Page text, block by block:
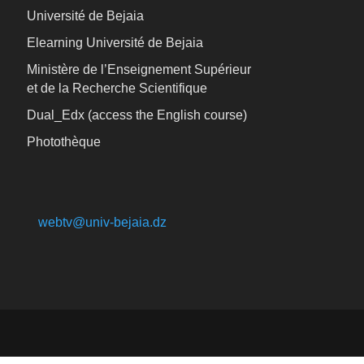
Université de Bejaia
Elearning Université de Bejaia
Ministère de l’Enseignement Supérieur
et de la Recherche Scientifique
Dual_Edx (access the English course)
Photothèque
webtv@univ-bejaia.dz